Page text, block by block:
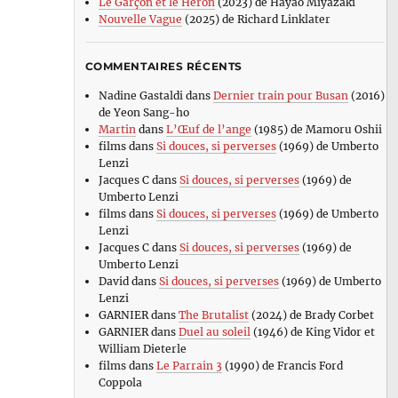
Nouvelle Vague (2025) de Richard Linklater
COMMENTAIRES RÉCENTS
Nadine Gastaldi dans Dernier train pour Busan (2016)
de Yeon Sang-ho
Martin dans L’Œuf de l’ange (1985) de Mamoru Oshii
filmsdans Si douces, si perverses(1969) de Umberto
Lenzi
Jacques Cdans Si douces, si perverses(1969) de
Umberto Lenzi
filmsdans Si douces, si perverses(1969) de Umberto
Lenzi
Jacques Cdans Si douces, si perverses(1969) de
Umberto Lenzi
David dans Si douces, si perverses(1969) de Umberto
Lenzi
GARNIERdans The Brutalist(2024) de Brady Corbet
GARNIERdans Duel au soleil (1946) de King Vidor et
William Dieterle
filmsdans Le Parrain 3 (1990) de Francis Ford
Coppola